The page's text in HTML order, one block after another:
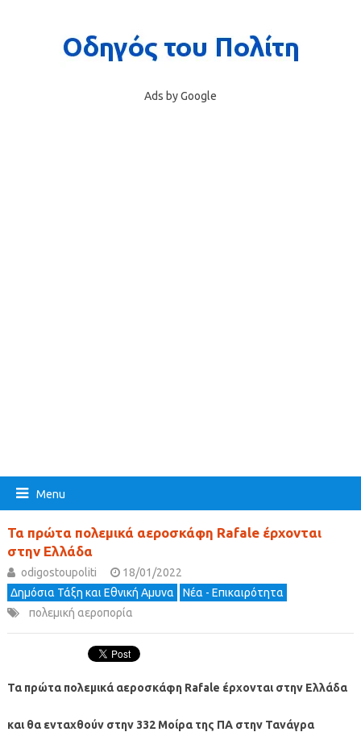
Ads by Google
Menu
Τα πρώτα πολεμικά αεροσκάφη Rafale έρχονται
στην Ελλάδα
odigostoupoliti
18/01/2022
Δημόσια Τάξη και Εθνική Αμυνα
Νέα - Επικαιρότητα
πολεμική αεροπορία
Τα πρώτα πολεμικά αεροσκάφη Rafale έρχονται στην Ελλάδα
και θα ενταχθούν στην 332 Μοίρα της ΠΑ στην Τανάγρα